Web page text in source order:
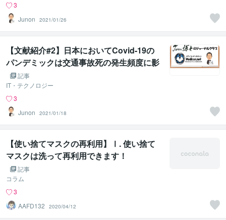
3
Junon
2021/01/26
【文献紹介#2】日本においてCovid-19の
パンデミックは交通事故死の発生頻度に影
響していなかった(2020年１月～９月）
記事
IT・テクノロジー
3
Junon
2021/01/18
【使い捨てマスクの再利用】Ⅰ. 使い捨て
マスクは洗って再利用できます！
記事
コラム
3
AAFD132
2020/04/12